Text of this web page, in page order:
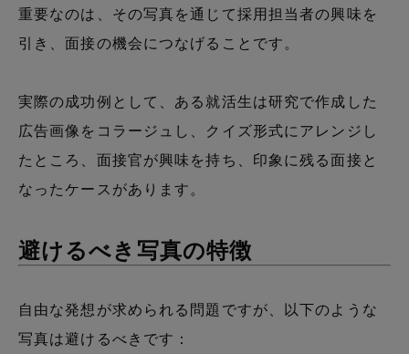
重要なのは、その写真を通じて採用担当者の興味を
引き、面接の機会につなげることです。
実際の成功例として、ある就活生は研究で作成した
広告画像をコラージュし、クイズ形式にアレンジし
たところ、面接官が興味を持ち、印象に残る面接と
なったケースがあります。
避けるべき写真の特徴
自由な発想が求められる問題ですが、以下のような
写真は避けるべきです：